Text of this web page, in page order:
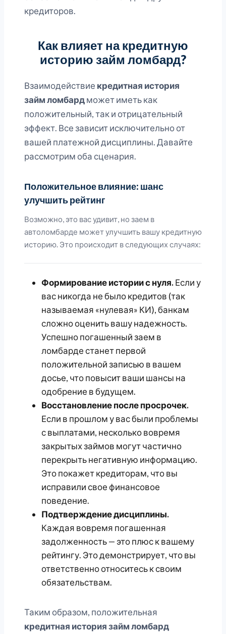
кредиторов.
Как влияет на кредитную
историю займ ломбард?
Взаимодействие кредитная история
займ ломбардможет иметь как
положительный, так и отрицательный
эффект. Все зависит исключительно от
вашей платежной дисциплины. Давайте
рассмотрим оба сценария.
Положительное влияние: шанс
улучшить рейтинг
Возможно, это вас удивит, но заем в
автоломбарде может улучшить вашу кредитную
историю. Это происходит в следующих случаях:
Формирование истории с нуля.Если у
вас никогда не было кредитов (так
называемая «нулевая» КИ), банкам
сложно оценить вашу надежность.
Успешно погашенный заем в
ломбарде станет первой
положительной записью в вашем
досье, что повысит ваши шансы на
одобрение в будущем.
Восстановление после просрочек.
Если в прошлом у вас были проблемы
с выплатами, несколько вовремя
закрытых займов могут частично
перекрыть негативную информацию.
Это покажет кредиторам, что вы
исправили свое финансовое
поведение.
Подтверждение дисциплины.
Каждая вовремя погашенная
задолженность — это плюс к вашему
рейтингу. Это демонстрирует, что вы
ответственно относитесь к своим
обязательствам.
Таким образом, положительная
кредитная история займ ломбард